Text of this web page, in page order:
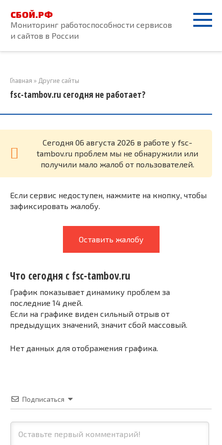
контенту
СБОЙ.РФ
Мониторинг работоспособности сервисов
и сайтов в России
Главная » Другие сайты
fsc-tambov.ru сегодня не работает?
Cегодня 06 августа 2026 в работе у fsc-
tambov.ru проблем мы не обнаружили или
получили мало жалоб от пользователей.
Если сервис недоступен, нажмите на кнопку, чтобы
зафиксировать жалобу.
Оставить жалобу
Что сегодня с fsc-tambov.ru
График показывает динамику проблем за
последние 14 дней.
Если на графике виден сильный отрыв от
предыдущих значений, значит сбой массовый.
Нет данных для отображения графика.
Подписаться